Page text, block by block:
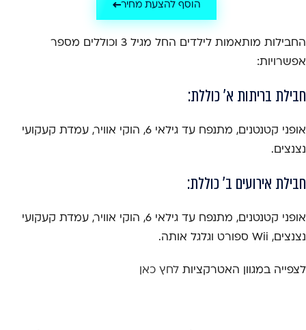
הוסף להצעת מחיר
החבילות מותאמות לילדים החל מגיל 3 וכוללים מספר
אפשרויות:
חבילת בריתות א' כוללת:
אופני קטנטנים, מתנפח עד גילאי 6, הוקי אוויר, עמדת קעקועי
נצנצים.
חבילת אירועים ב' כוללת:
אופני קטנטנים, מתנפח עד גילאי 6, הוקי אוויר, עמדת קעקועי
נצנצים, Wii ספורט וגלגל אותה.
לצפייה במגוון האטרקציות לחץ כאן